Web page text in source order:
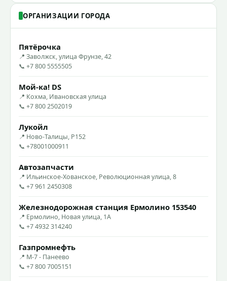
ОРГАНИЗАЦИИ ГОРОДА
Пятёрочка
📍 Заволжск, улица Фрунзе, 42
📞 +7 800 5555505
Мой-ка! DS
📍 Кохма, Ивановская улица
📞 +7 800 2502019
Лукойл
📍 Ново-Талицы, Р152
📞 +78001000911
Автозапчасти
📍 Ильинское-Хованское, Революционная улица, 8
📞 +7 961 2450308
Железнодорожная станция Ермолино 153540
📍 Ермолино, Новая улица, 1А
📞 +7 4932 314240
Газпромнефть
📍 М-7 - Панеево
📞 +7 800 7005151